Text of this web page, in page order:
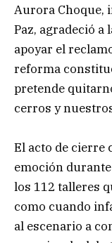
Aurora Choque,
Paz, agradeció
apoyar el
reforma
pretende
cerros y
El acto de cierre
emoción
los 112 talleres
como cuando
al escenario a